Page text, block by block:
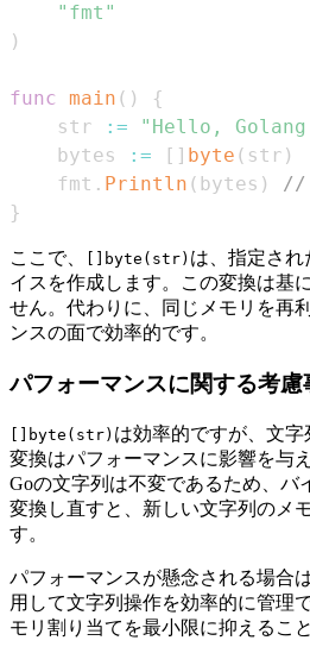
"fmt"
)
func main ( )
{
    str
:=
"Hello,
    bytes
:= [ ] byte ( str )
    fmt
. Println ( bytes )
//
}
ここで、 []byte(str) は、指定され
イスを作成します。この変換は基
せん。代わりに、同じメモリを再
ンスの面で効率的です。
パフォーマンスに関する考慮
[]byte(str) は効率的ですが、文
変換はパフォーマンスに影響を与
Goの文字列は不変であるため、バ
変換し直すと、新しい文字列のメ
す。
パフォーマンスが懸念される場合は
用して文字列操作を効率的に管理
モリ割り当てを最小限に抑えるこ